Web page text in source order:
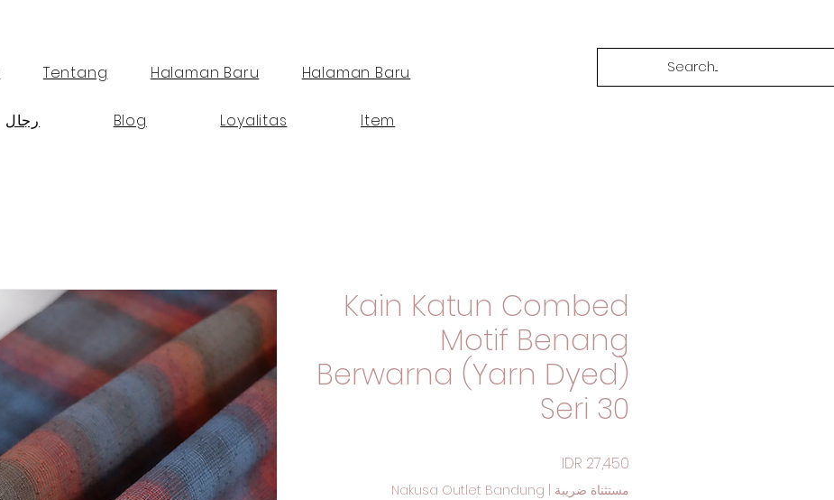
Tentang Halaman Baru Halaman Baru
رجال Blog Loyalitas Item
Kain Katun Combed
Motif Benang
Berwarna (Yarn Dyed)
Seri 30
مستثناة ضريبة
Nakusa Outlet Bandung